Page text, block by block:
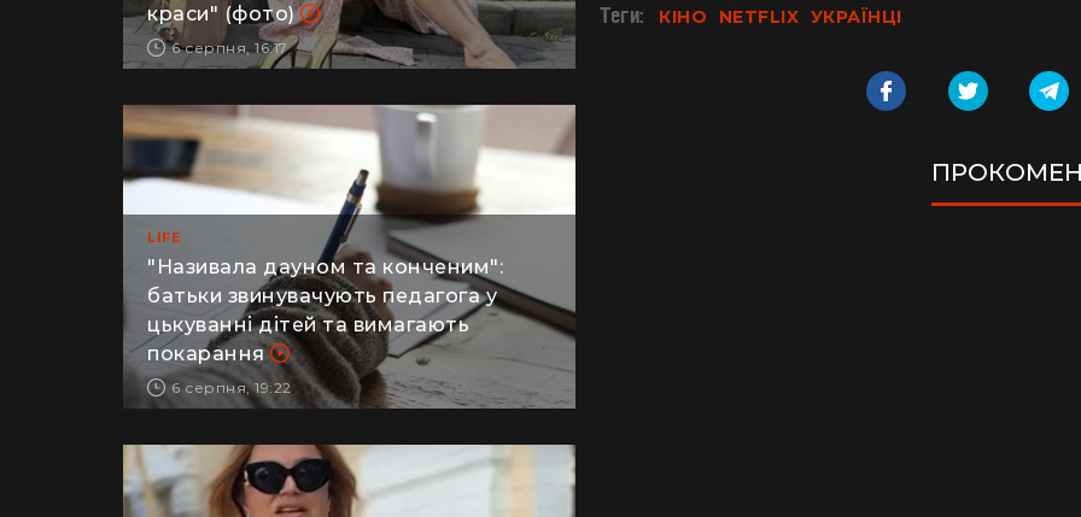
зовнішність за допомогою "уколів
краси" (фото)
6 серпня, 16:17
LIFE
"Називала дауном та конченим":
батьки звинувачують педагога у
цькуванні дітей та вимагають
покарання
6 серпня, 19:22
Теги: КІНО NETFLIX УКРАЇНЦІ